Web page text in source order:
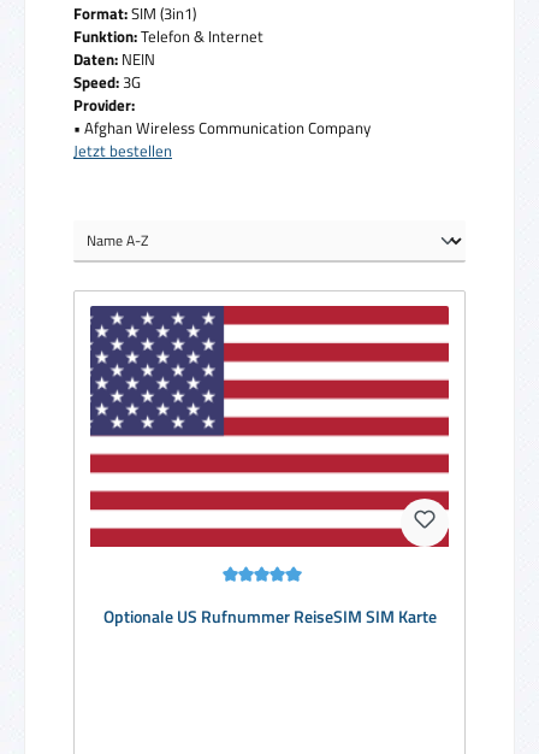
Format:SIM (3in1)
Funktion:Telefon & Internet
Daten: NEIN
Speed:3G
Provider:
• Afghan Wireless Communication Company
Jetzt bestellen
Optionale US Rufnummer ReiseSIM SIM Karte